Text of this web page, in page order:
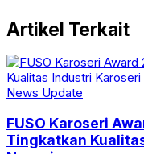
Artikel Terkait
News Update
FUSO Karoseri
Tingkatkan